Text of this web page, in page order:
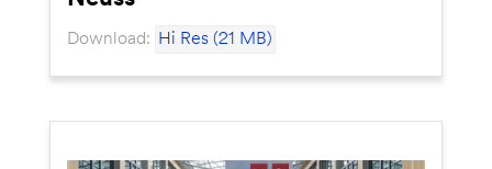
Download: Hi Res (21 MB)